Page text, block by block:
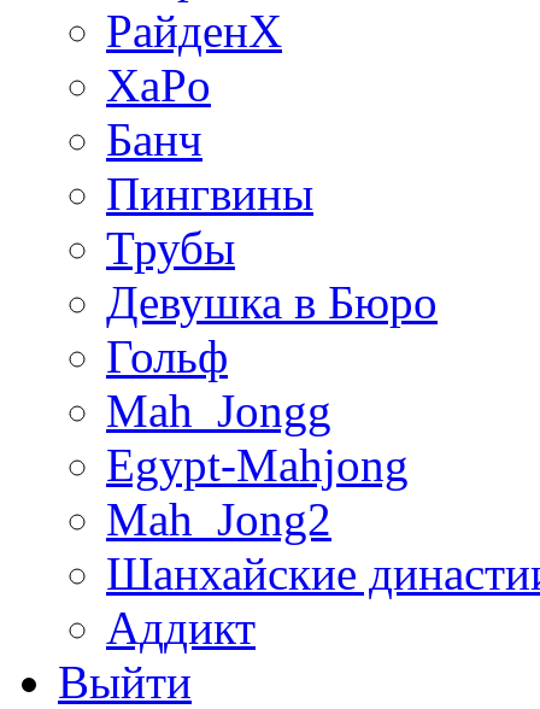
РайденХ
XaPo
Банч
Пингвины
Трубы
Девушка в Бюро
Гольф
Mah_Jongg
Egypt-Mahjong
Mah_Jong2
Шанхайские
Аддикт
Выйти